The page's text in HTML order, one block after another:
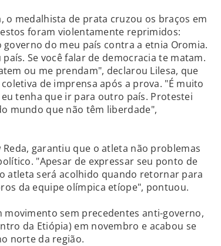
medalhista de prata cruzou os braços em
foram violentamente reprimidos:
do meu país contra a etnia Oromia.
Se você falar de democracia te matam.
ou me prendam", declarou Lilesa, que
de imprensa após a prova. "É muito
tenha que ir para outro país. Protestei
mundo que não têm liberdade",
garantiu que o atleta não problemas
"Apesar de expressar seu ponto de
atleta será acolhido quando retornar para
da equipe olímpica etíope", pontuou.
sem precedentes anti-governo,
da Etiópia) em novembro e acabou se
norte da região.